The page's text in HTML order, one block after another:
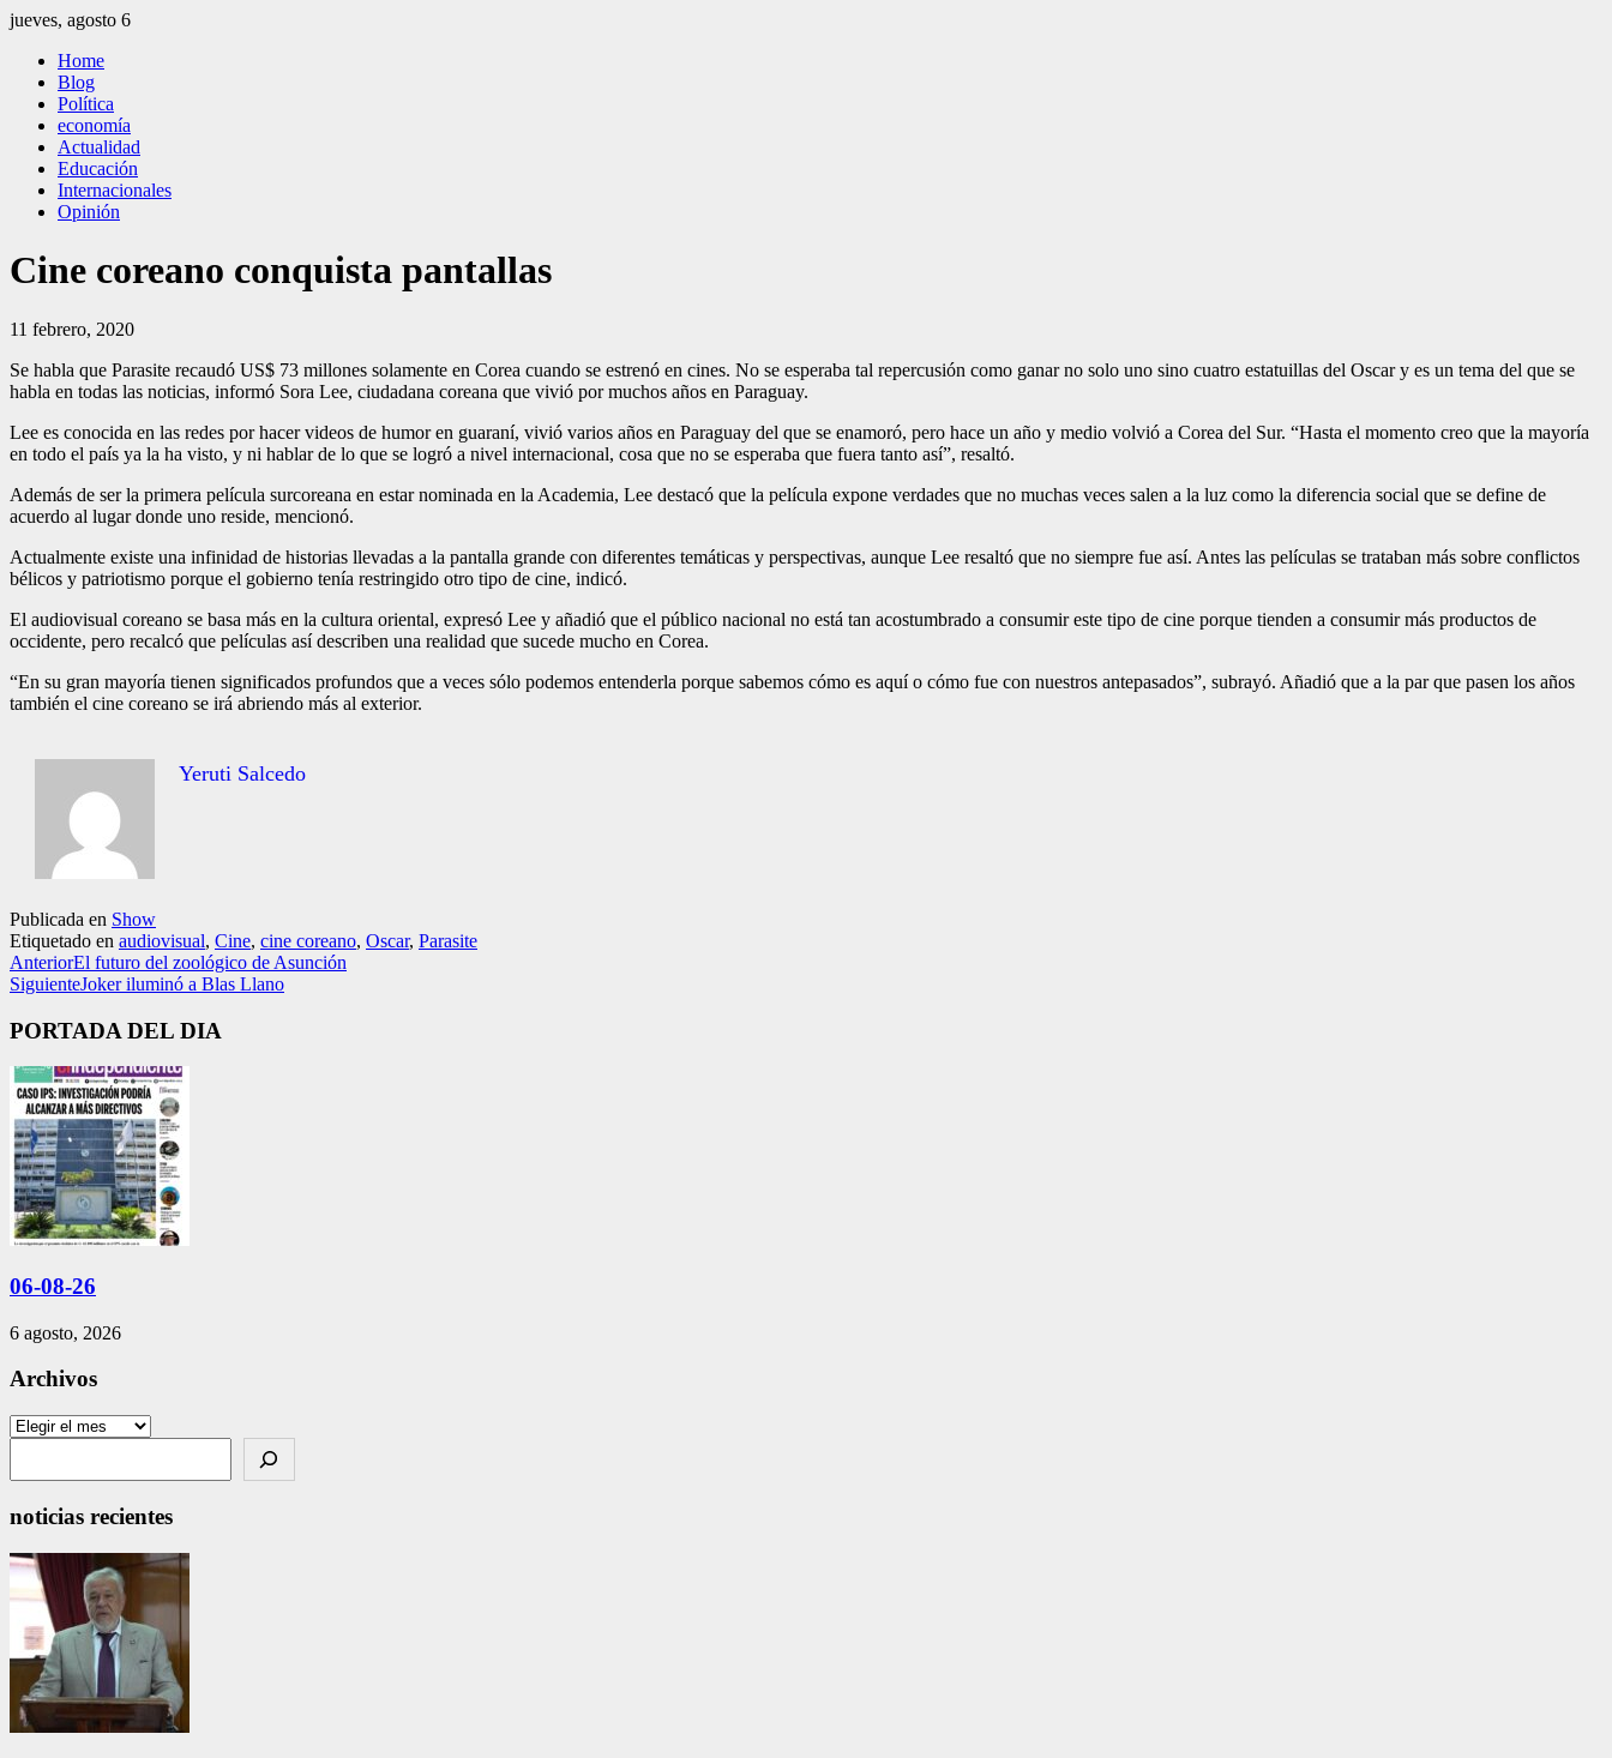
Saltar
contenido
jueves, agosto 6
El Independiente
El independiente Libre y Transparente
Home
Blog
Política
economía
Actualidad
Educación
Internacionales
Opinión
Cine coreano conquista pantallas
11 febrero, 2020
Se habla que Parasite recaudó US$ 73 mi­llones solamente en Corea cuando se es­trenó en cines. No se espera­ba tal repercusión como ga­nar no solo uno sino cuatro estatuillas del Oscar y es un tema del que se
habla en todas las noticias, in­formó Sora Lee, ciudadana coreana que vivió por mu­chos años en Paraguay.
Lee es conocida en las redes por hacer videos de humor en guaraní, vivió varios años en Paraguay del que se enamoró, pero hace un año y medio volvió a Corea del Sur. “Hasta el momen­to creo que la mayoría
en todo el país ya la ha visto, y ni hablar de lo que se logró a nivel internacional, cosa que no se esperaba que fue­ra tanto así”, resaltó.
Además de ser la primera película surcoreana en estar nominada en la Aca­demia, Lee destacó que la película expone verdades que no muchas veces salen a la luz como la diferen­cia social que se define de
acuerdo al lugar donde uno reside, mencionó.
Actualmente existe una infinidad de historias lle­vadas a la pantalla grande con diferentes temáticas y perspectivas, aunque Lee resaltó que no siempre fue así. Antes las películas se trataban más sobre conflic­tos
bélicos y patriotismo porque el gobierno tenía restringido otro tipo de cine, indicó.
El audiovisual coreano se basa más en la cultu­ra oriental, expresó Lee y añadió que el público nacional no está tan acos­tumbrado a consumir este tipo de cine porque tienden a consumir más productos de
occidente, pero recalcó que películas así describen una realidad que sucede mucho en Co­rea.
“En su gran mayoría tie­nen significados profun­dos que a veces sólo po­demos entenderla porque sabemos cómo es aquí o cómo fue con nuestros an­tepasados”, subrayó. Añadió que a la par que pasen los años
también el cine corea­no se irá abriendo más al exterior.
Yeruti Salcedo
Publicada en Show
Etiquetado en audiovisual, Cine, cine coreano, Oscar, Parasite
AnteriorEl futuro del zoológico de Asunción
SiguienteJoker iluminó a Blas Llano
PORTADA DEL DIA
06-08-26
6 agosto, 2026
Archivos
Archivos
noticias recientes